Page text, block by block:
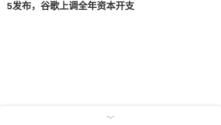
5发布，谷歌上调全年资本开支